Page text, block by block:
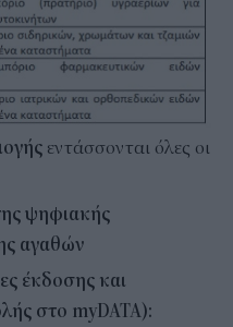
εντάσσονται όλες οι
ψηφιακής
αγαθών
έκδοσης και
στο myDATA):